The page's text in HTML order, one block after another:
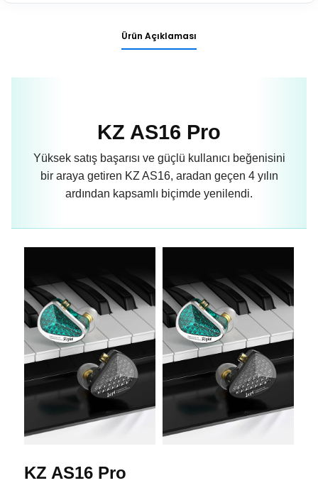
Ürün Açıklaması
KZ AS16 Pro
Yüksek satış başarısı ve güçlü kullanıcı beğenisini
bir araya getiren KZ AS16, aradan geçen 4 yılın
ardından kapsamlı biçimde yenilendi.
KZ AS16 Pro